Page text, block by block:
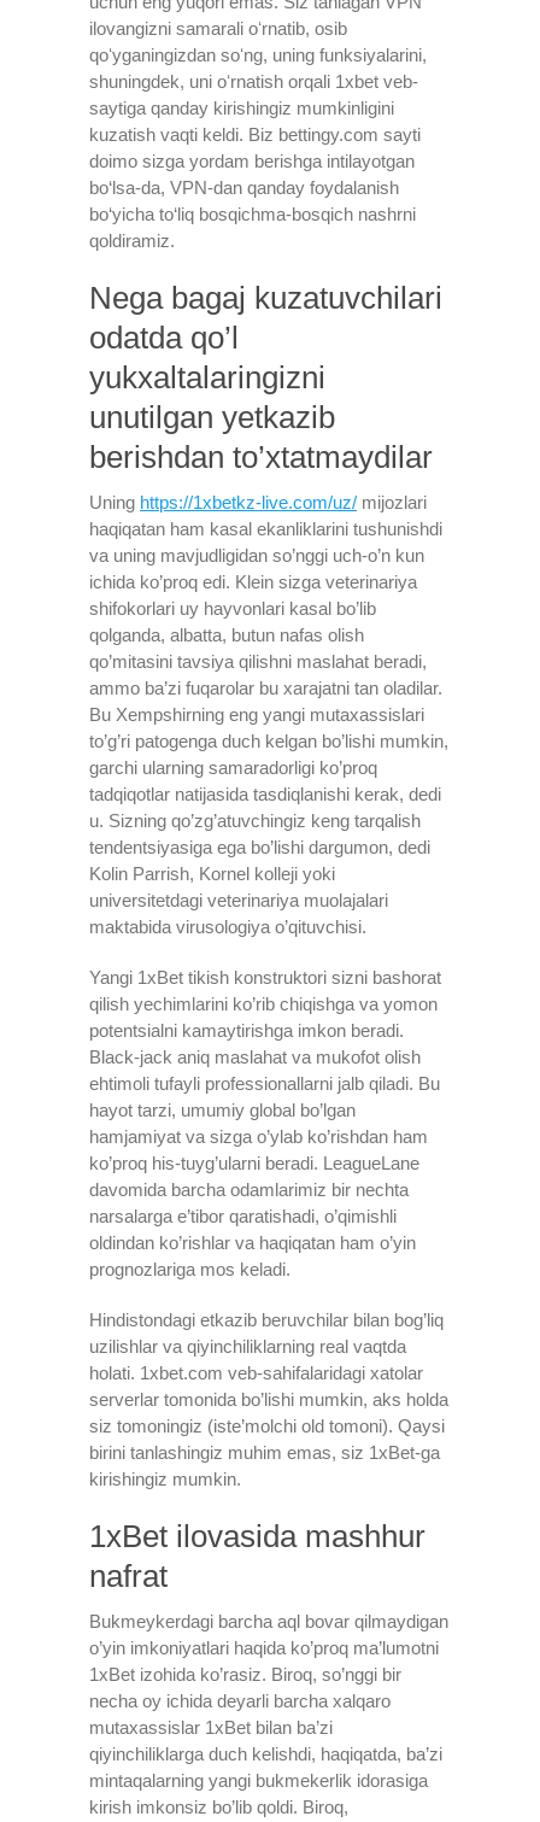
ilovangizni samarali oʻrnatib, osib
qoʻyganingizdan soʻng, uning funksiyalarini,
shuningdek, uni oʻrnatish orqali 1xbet veb-
saytiga qanday kirishingiz mumkinligini
kuzatish vaqti keldi. Biz bettingy.com sayti
doimo sizga yordam berishga intilayotgan
bo‘lsa-da, VPN-dan qanday foydalanish
bo‘yicha to‘liq bosqichma-bosqich nashrni
qoldiramiz.
Nega bagaj kuzatuvchilari
odatda qo’l
yukxaltalaringizni
unutilgan yetkazib
berishdan to’xtatmaydilar
Uning https://1xbetkz-live.com/uz/ mijozlari
haqiqatan ham kasal ekanliklarini tushunishdi
va uning mavjudligidan so’nggi uch-o’n kun
ichida ko’proq edi. Klein sizga veterinariya
shifokorlari uy hayvonlari kasal bo’lib
qolganda, albatta, butun nafas olish
qo’mitasini tavsiya qilishni maslahat beradi,
ammo ba’zi fuqarolar bu xarajatni tan oladilar.
Bu Xempshirning eng yangi mutaxassislari
to’g’ri patogenga duch kelgan bo’lishi mumkin,
garchi ularning samaradorligi ko’proq
tadqiqotlar natijasida tasdiqlanishi kerak, dedi
u. Sizning qo’zg’atuvchingiz keng tarqalish
tendentsiyasiga ega bo’lishi dargumon, dedi
Kolin Parrish, Kornel kolleji yoki
universitetdagi veterinariya muolajalari
maktabida virusologiya o’qituvchisi.
Yangi 1xBet tikish konstruktori sizni bashorat
qilish yechimlarini ko’rib chiqishga va yomon
potentsialni kamaytirishga imkon beradi.
Black-jack aniq maslahat va mukofot olish
ehtimoli tufayli professionallarni jalb qiladi. Bu
hayot tarzi, umumiy global bo’lgan
hamjamiyat va sizga o’ylab ko’rishdan ham
ko’proq his-tuyg’ularni beradi. LeagueLane
davomida barcha odamlarimiz bir nechta
narsalarga e’tibor qaratishadi, o’qimishli
oldindan ko’rishlar va haqiqatan ham o’yin
prognozlariga mos keladi.
Hindistondagi etkazib beruvchilar bilan bog’liq
uzilishlar va qiyinchiliklarning real vaqtda
holati. 1xbet.com veb-sahifalaridagi xatolar
serverlar tomonida bo’lishi mumkin, aks holda
siz tomoningiz (iste’molchi old tomoni). Qaysi
birini tanlashingiz muhim emas, siz 1xBet-ga
kirishingiz mumkin.
1xBet ilovasida mashhur
nafrat
Bukmeykerdagi barcha aql bovar qilmaydigan
o’yin imkoniyatlari haqida ko’proq ma’lumotni
1xBet izohida ko’rasiz. Biroq, so’nggi bir
necha oy ichida deyarli barcha xalqaro
mutaxassislar 1xBet bilan ba’zi
qiyinchiliklarga duch kelishdi, haqiqatda, ba’zi
mintaqalarning yangi bukmekerlik idorasiga
kirish imkonsiz bo’lib qoldi. Biroq,